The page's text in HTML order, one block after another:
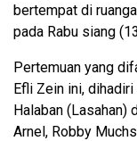
bertempat di
pada Rabu siang
Pertemuan yang
Efli Zein ini,
Halaban (Lasahan)
Arnel, Robby